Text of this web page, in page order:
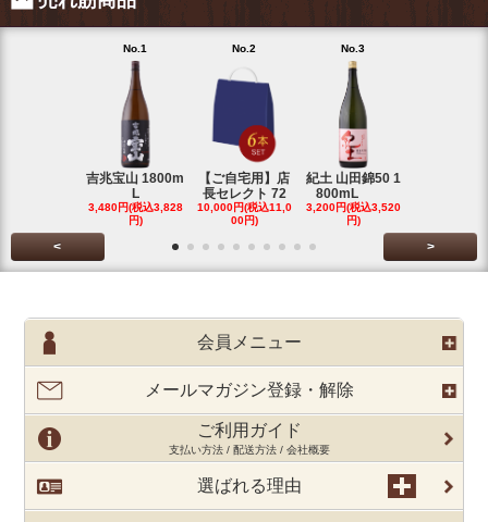
No.1
吉兆宝山 1800m
L
3,480円(税込3,828
円)
No.2
【ご自宅用】店
長セレクト 72
10,000円(税込11,0
00円)
No.3
紀土 山田錦50 1
800mL
3,200円(税込3,520
円)
< >
会員メニュー
メールマガジン登録・解除
ご利用ガイド
支払い方法 / 配送方法 / 会社概要
選ばれる理由